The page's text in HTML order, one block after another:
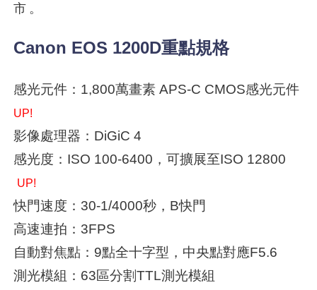
市。
Canon EOS 1200D重點規格
感光元件：1,800萬畫素 APS-C CMOS感光元件
UP!
影像處理器：DiGiC 4
感光度：ISO 100-6400，可擴展至ISO 12800
UP!
快門速度：30-1/4000秒，B快門
高速連拍：3FPS
自動對焦點：9點全十字型，中央點對應F5.6
測光模組：63區分割TTL測光模組